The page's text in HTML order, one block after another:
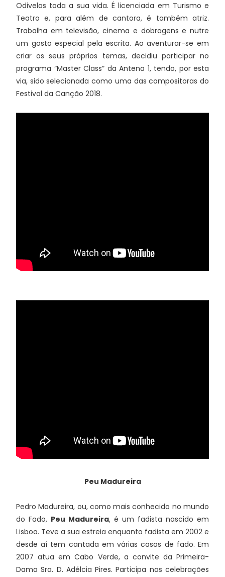
Odivelas toda a sua vida. É licenciada em Turismo e
Teatro e, para além de cantora, é também atriz.
Trabalha em televisão, cinema e dobragens e nutre
um gosto especial pela escrita. Ao aventurar-se em
criar os seus próprios temas, decidiu participar no
programa “Master Class” da Antena 1, tendo, por esta
via, sido selecionada como uma das compositoras do
Festival da Canção 2018.
Peu Madureira
Pedro Madureira, ou, como mais conhecido no mundo
do Fado, Peu Madureira, é um fadista nascido em
Lisboa. Teve a sua estreia enquanto fadista em 2002 e
desde aí tem cantada em várias casas de fado. Em
2007 atua em Cabo Verde, a convite da Primeira-
Dama Sra. D. Adélcia Pires. Participa nas celebrações